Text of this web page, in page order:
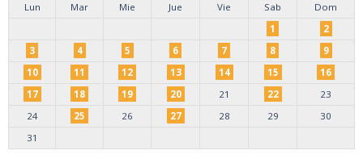
Lun
Mar Mie Jue Vie Sab
Dom
1
2
3
4 5 6 7 8
9
10
11 12 13 14 15
16
17
18 19 20 21 22
23
24
25 26 27 28 29
30
31